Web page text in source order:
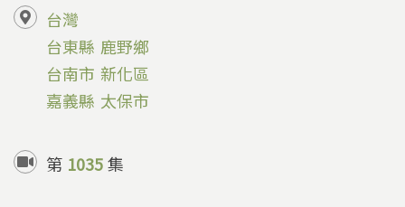
台灣
台東縣 鹿野鄉
台南市 新化區
嘉義縣 太保市
第 1035集